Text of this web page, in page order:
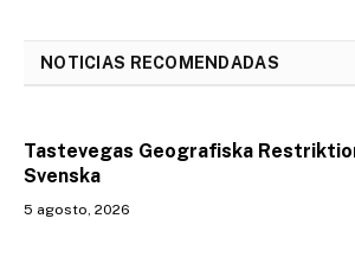
NOTICIAS RECOMENDADAS
Tastevegas Geografiska
Svenska
5 agosto, 2026